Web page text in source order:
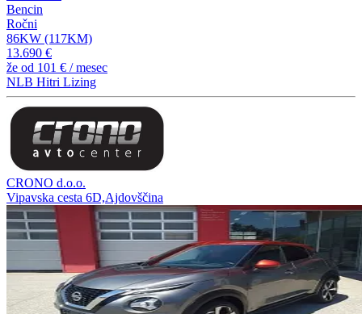
Bencin
Ročni
86KW (117KM)
13.690 €
že od 101 € / mesec
NLB Hitri Lizing
CRONO d.o.o.
Vipavska cesta 6D,Ajdovščina